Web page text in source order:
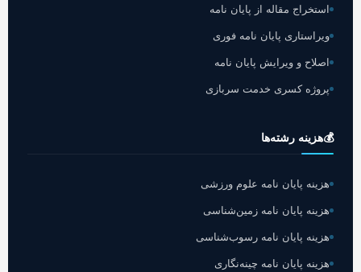
استخراج مقاله از پایان نامه
ویراستاری پایان نامه فوری
اصلاح و ویرایش پایان نامه
پروژه کسری خدمت سربازی
💰هزینه رشته‌ها
هزینه پایان نامه علوم ورزشی
هزینه پایان نامه زمین‌شناسی
هزینه پایان نامه رسوب‌شناسی
هزینه پایان نامه چینه‌نگاری